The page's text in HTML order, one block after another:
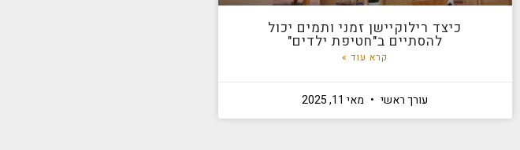
כיצד רילוקיישן זמני ותמים יכול
להסתיים ב"חטיפת ילדים"
קרא עוד »
עורך ראשי מאי 11, 2025